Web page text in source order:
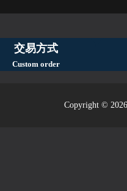
交易方式
Custom order
Copyright ©